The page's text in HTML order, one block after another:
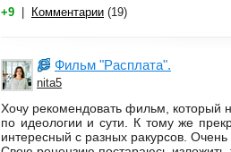
+9 Комментарии (19)
Фильм "Расплата".
nita5
Хочу рекомендовать фильм, который
по идеологии и сути. К тому же
интересный с разных ракурсов.